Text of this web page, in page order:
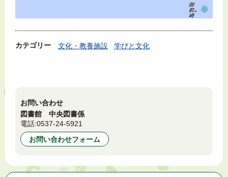
カテゴリー 文化・教養施設 学びと文化
お問い合わせ
図書館 中央図書係
電話:0537-24-5921
お問い合わせフォーム